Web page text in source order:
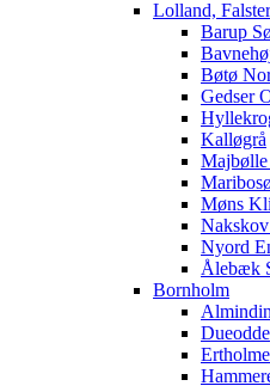
Lolland,
Barup
Bøtø
Gedser
Kalløgrå
Møns
Nyord
Ålebæk
Bornholm
Dueodde